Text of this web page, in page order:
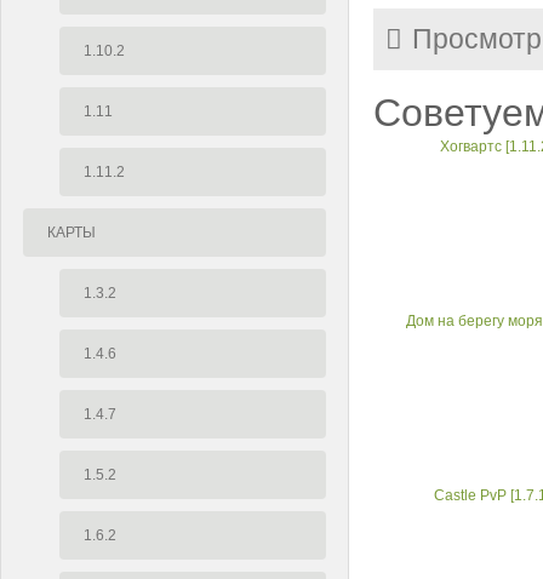
1.10.2
1.11
1.11.2
КАРТЫ
1.3.2
1.4.6
1.4.7
1.5.2
1.6.2
Хогвартс
Дом на берегу
Castle PvP